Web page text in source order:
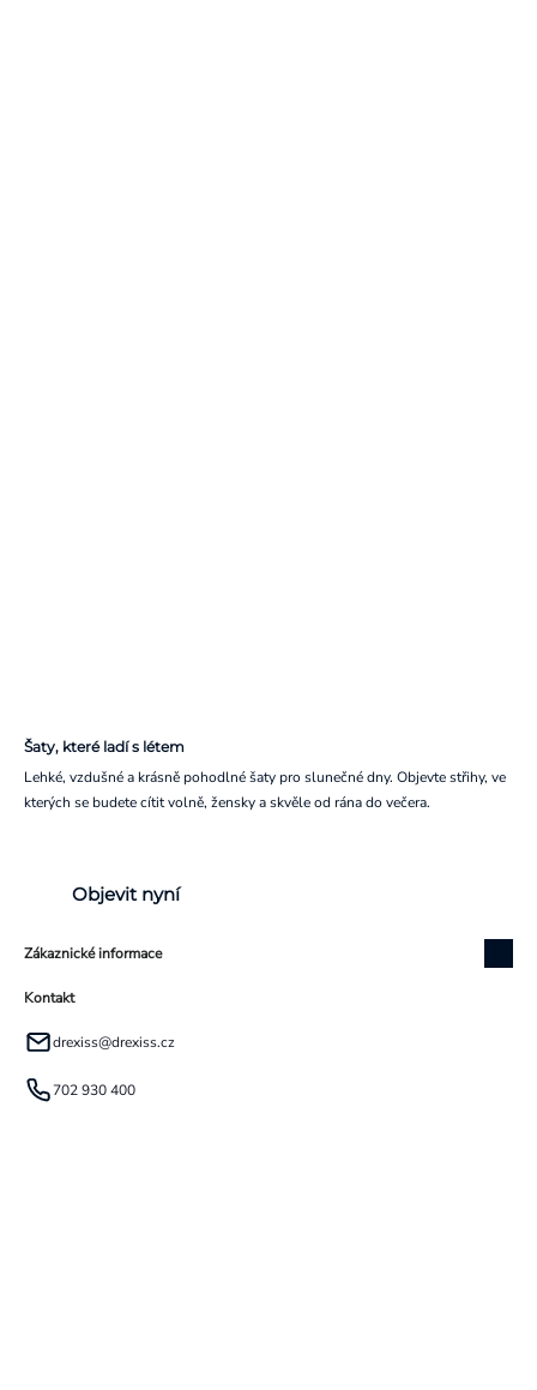
Šaty, které ladí s létem
Lehké, vzdušné a krásně pohodlné šaty pro slunečné dny. Objevte střihy, ve
kterých se budete cítit volně, žensky a skvěle od rána do večera.
Objevit nyní
Zákaznické informace
Kontakt
drexiss@drexiss.cz
702 930 400